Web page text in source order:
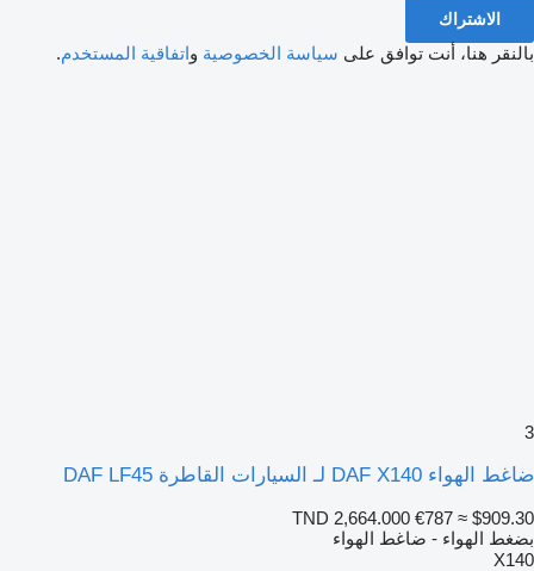
الاشتراك
بالنقر هنا، أنت توافق على سياسة الخصوصية واتفاقية المستخدم.
3
ضاغط الهواء DAF X140 لـ السيارات القاطرة DAF LF45
TND 2,664.000 €787 ≈ $909.30
بضغط الهواء - ضاغط الهواء
X140